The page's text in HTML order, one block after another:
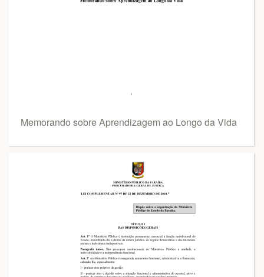
Memorando sobre Aprendizagem ao Longo da Vida